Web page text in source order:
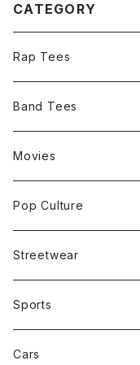
CATEGORY
Rap Tees
Band Tees
Movies
Pop Culture
Streetwear
Sports
Cars